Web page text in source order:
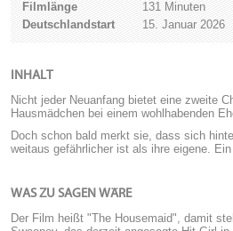
Filmlänge
131 Minuten
Deutschlandstart
15. Januar 2026
INHALT
Nicht jeder Neuanfang bietet eine zweite
Hausmädchen bei einem wohlhabenden
Doch schon bald merkt sie, dass sich
weitaus gefährlicher ist als ihre eigene.
WAS ZU SAGEN WÄRE
Der Film heißt "The Housemaid", damit